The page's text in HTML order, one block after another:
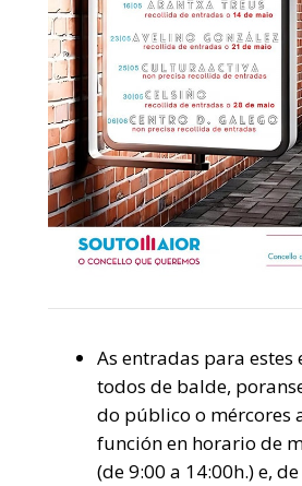
As entradas para estes
todos de balde,
do público o mércores
función en horario de
(de 9:00 a 14:00h.) e,